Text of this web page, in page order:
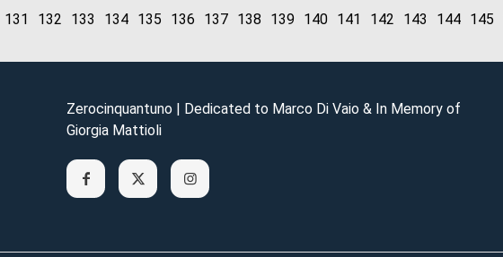
131
132 133 134 135 136 137 138 139 140 141 142 143 144 145
Zerocinquantuno | Dedicated to Marco Di Vaio & In Memory of
Giorgia Mattioli